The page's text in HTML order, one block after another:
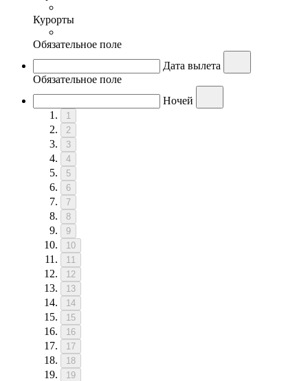
Курорты
Обязательное поле
Дата вылета
Обязательное поле
Ночей
1
2
3
4
5
6
7
8
9
10
11
12
13
14
15
16
17
18
19